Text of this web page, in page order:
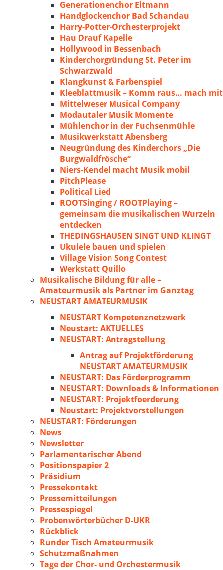
Generationenchor Eltmann
Handglockenchor Bad Schandau
Harry-Potter-Orchesterprojekt
Hau Drauf Kapelle
Hollywood in Bessenbach
Kinderchorgründung St. Peter im
Schwarzwald
Klangkunst & Farbenspiel
Kleeblattmusik – Komm raus… mach mit
Mittelweser Musical Company
Modautaler Musik Momente
Mühlenchor in der Fuchsenmühle
Musikwerkstatt Abensberg
Neugründung des Kinderchors „Die
Burgwaldfrösche“
Niers-Kendel macht Musik mobil
PitchPlease
Political Lied
ROOTSinging / ROOTPlaying –
gemeinsam die musikalischen Wurzeln
entdecken
THEDINGSHAUSEN SINGT UND KLINGT
Ukulele bauen und spielen
Village Vision Song Contest
Werkstatt Quillo
Musikalische Bildung für alle –
Amateurmusik als Partner im Ganztag
NEUSTART AMATEURMUSIK
NEUSTART Kompetenznetzwerk
Neustart: AKTUELLES
NEUSTART: Antragstellung
Antrag auf Projektförderung
NEUSTART AMATEURMUSIK
NEUSTART: Das Förderprogramm
NEUSTART: Downloads & Informationen
NEUSTART: Projektfoerderung
Neustart: Projektvorstellungen
NEUSTART: Förderungen
News
Newsletter
Parlamentarischer Abend
Positionspapier 2
Präsidium
Pressekontakt
Pressemitteilungen
Pressespiegel
Probenwörterbücher D-UKR
Rückblick
Runder Tisch Amateurmusik
Schutzmaßnahmen
Tage der Chor- und Orchestermusik